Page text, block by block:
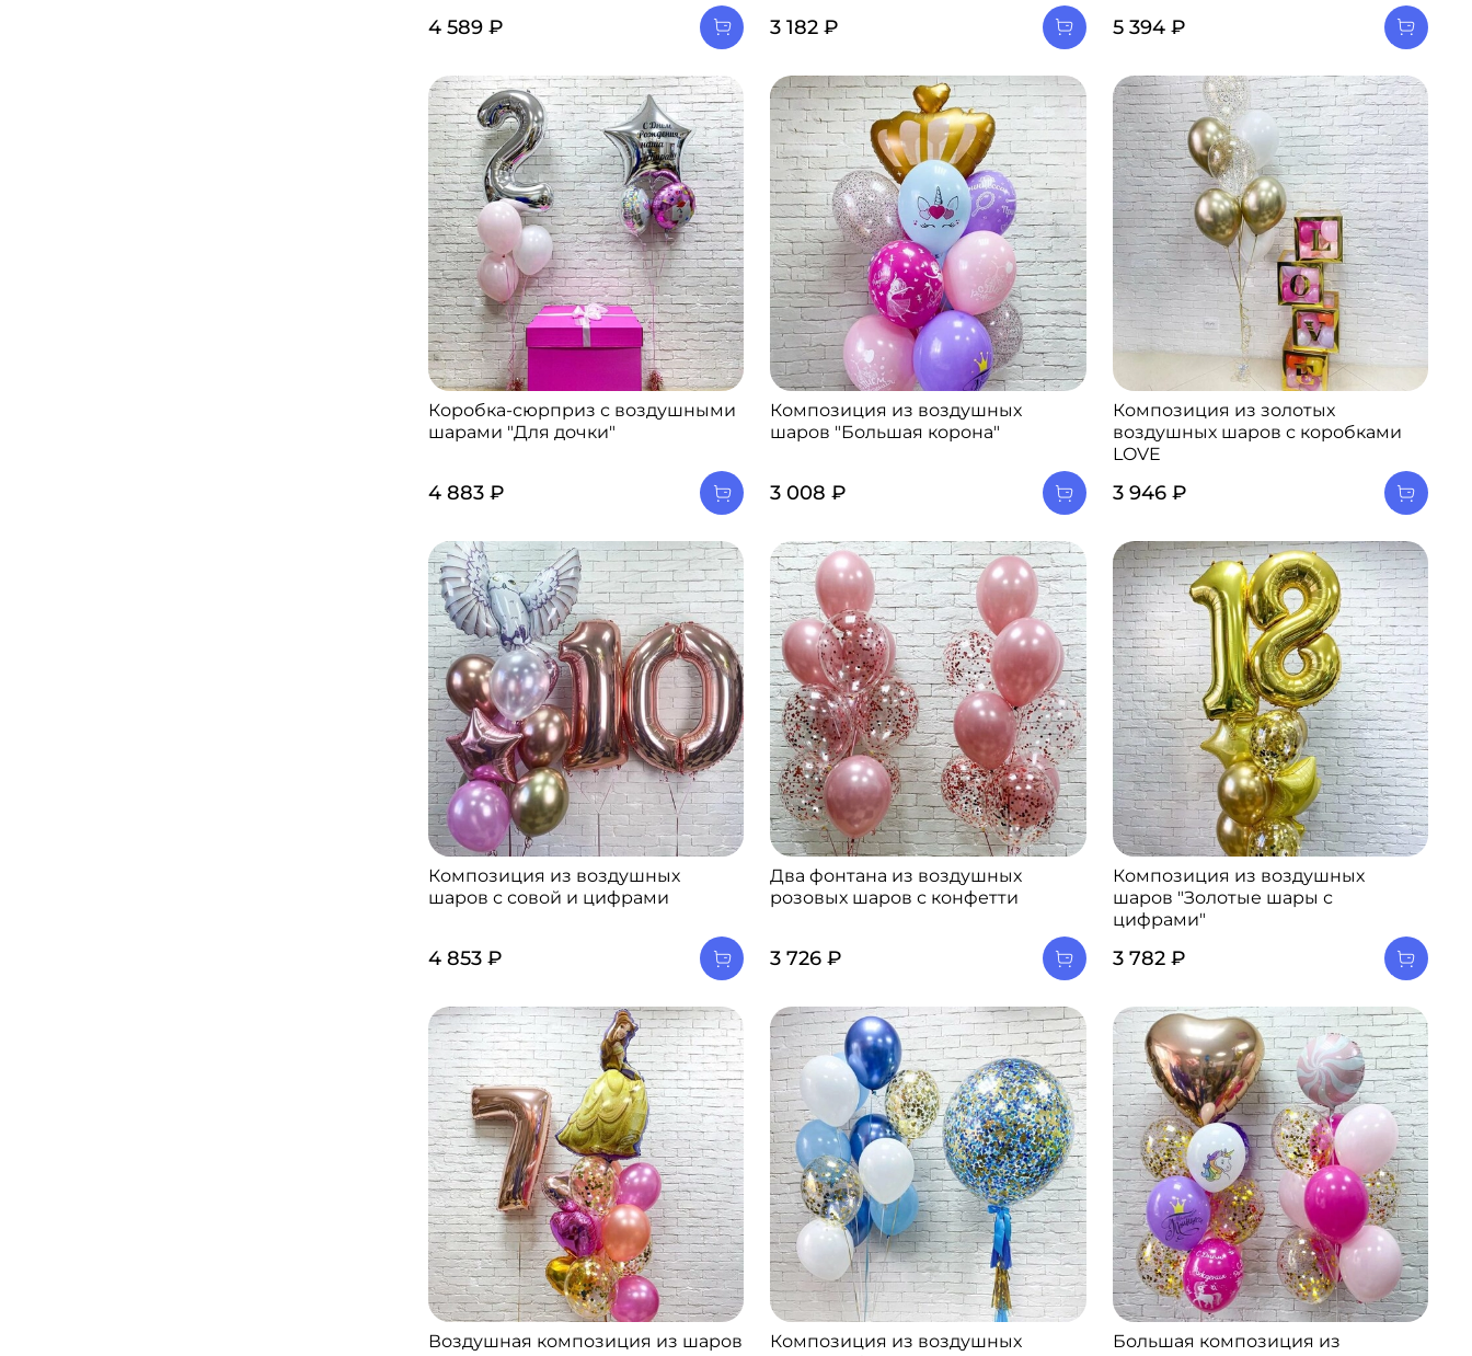
4 589 ₽ 3 182 ₽ 5 394 ₽
Коробка-сюрприз с воздушными
шарами "Для дочки"
4 883 ₽
Композиция из воздушных
шаров "Большая корона"
3 008 ₽
Композиция из золотых
воздушных шаров с коробками
LOVE
3 946 ₽
Композиция из воздушных
шаров с совой и цифрами
4 853 ₽
Два фонтана из воздушных
розовых шаров с конфетти
3 726 ₽
Композиция из воздушных
шаров "Золотые шары с
цифрами"
3 782 ₽
Воздушная композиция из шаров
Композиция из воздушных
Большая композиция из